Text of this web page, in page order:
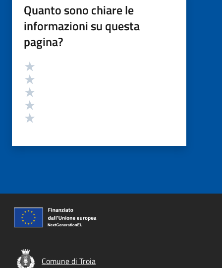
Quanto sono chiare le
informazioni su questa
pagina?
Valutazione
Comune di Troia